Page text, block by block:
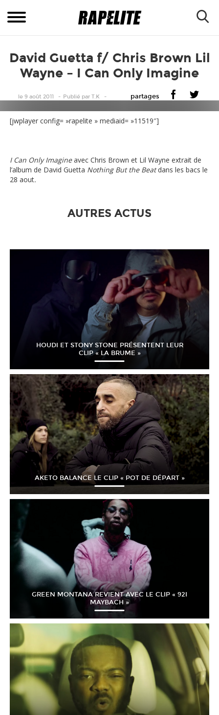
David Guetta f/ Chris Brown Lil
Wayne – I Can Only Imagine
le 9 août 2011 Publiépar T.K partages
[jwplayer config= »rapelite » mediaid= »11519″]
I Can Only Imagineavec Chris Brown et Lil Wayne extrait de
l’album de David Guetta Nothing But the Beatdans les bacs le
28 aout.
AUTRES ACTUS
HOUDI ET STONY STONE PRÉSENTENT LEUR
CLIP « LA BRUME »
AKETO BALANCE LE CLIP « POT DE DÉPART »
GREEN MONTANA REVIENT AVEC LE CLIP « 92I
MAYBACH »